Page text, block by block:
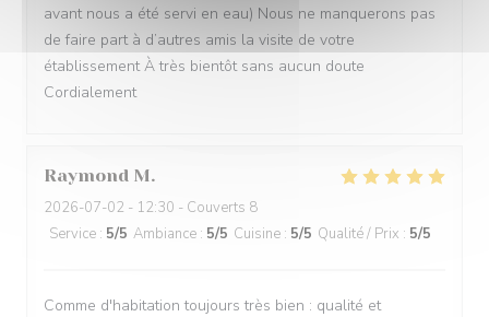
avant nous a été servi en eau) Nous ne manquerons pas
de faire part à d’autres amis la visite de votre
établissement À très bientôt sans aucun doute
Cordialement
Raymond M
2026-07-02 - 12:30 - Couverts 8
Service : 5/5 Ambiance : 5/5 Cuisine : 5/5 Qualité / Prix : 5/5
Comme d'habitation toujours très bien : qualité et